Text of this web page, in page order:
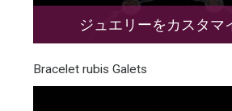
ジュエリーをカスタマ
Bracelet rubis Galets